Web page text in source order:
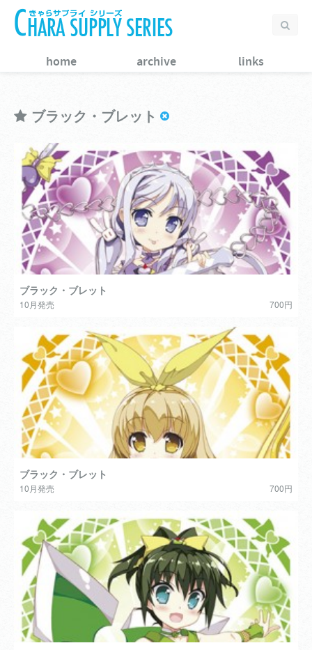
home archive links
ブラック・ブレット
ブラック・ブレット
10月発売 700円
ブラック・ブレット
10月発売 700円